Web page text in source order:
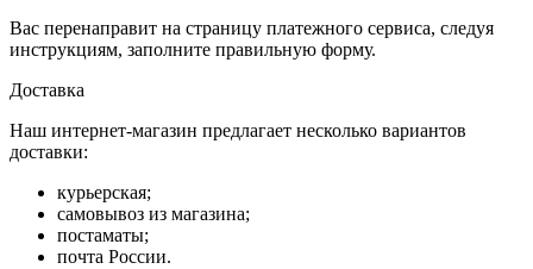
Вас перенаправит на страницу платежного сервиса, следуя
инструкциям, заполните правильную форму.
Доставка
Наш интернет-магазин предлагает несколько вариантов
доставки:
курьерская;
самовывоз из магазина;
постаматы;
почта России.